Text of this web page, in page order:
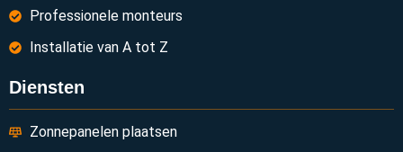
Professionele monteurs
Installatie van A tot Z
Diensten
Zonnepanelen plaatsen